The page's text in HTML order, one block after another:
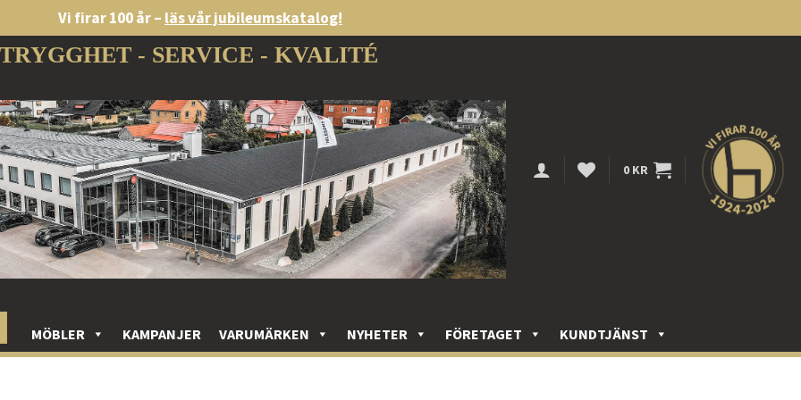
Vi firar 100 år – läs vår jubileumskatalog!
TRYGGHET - SERVICE - KVALITÉ
0 KR
MÖBLER KAMPANJER VARUMÄRKEN NYHETER FÖRETAGET KUNDTJÄNST